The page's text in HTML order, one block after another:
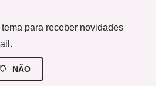
tema para receber novidades
NÃO